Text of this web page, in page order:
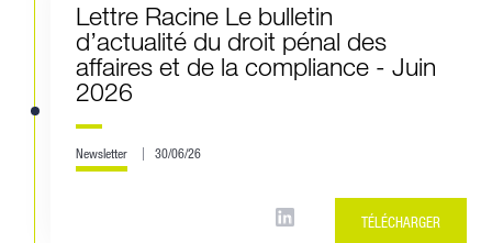
Lettre Racine Le bulletin
d’actualité du droit pénal des
affaires et de la compliance - Juin
2026
Newsletter 30/06/26
TÉLÉCHARGER